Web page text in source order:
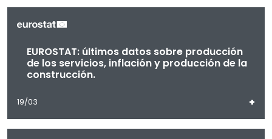
EUROSTAT: últimos datos sobre producción
de los servicios, inflación y producción de la
construcción.
19/03 +